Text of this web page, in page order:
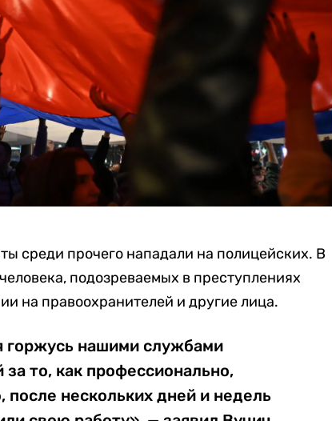
среди прочего нападали на полицейских. В
подозреваемых в преступлениях
на правоохранителей и другие лица.
горжусь нашими службами
то, как профессионально,
после нескольких дней и недель